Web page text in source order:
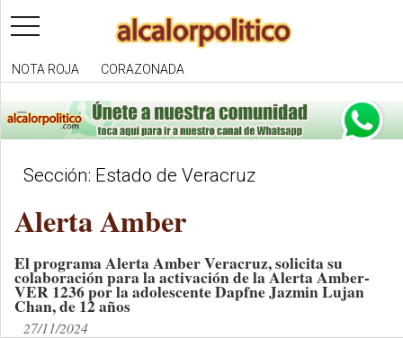
toggle
navigation
NOTA ROJA CORAZONADA
Sección: Estado de Veracruz
Alerta Amber
El programa Alerta Amber Veracruz, solicita su
colaboración para la activación de la Alerta Amber-
VER 1236 por la adolescente Dapfne Jazmin Lujan
Chan, de 12 años
27/11/2024